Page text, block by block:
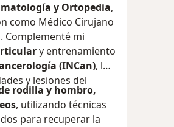
y Ortopedia,
como Médico Cirujano
. Complementé mi
y entrenamiento
(INCan), lo
y lesiones del
rodilla y hombro,
, utilizando técnicas
para recuperar la